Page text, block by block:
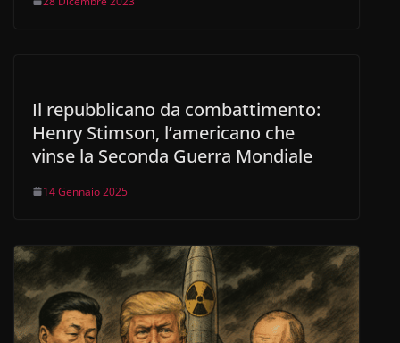
Il repubblicano da combattimento:
Henry Stimson, l’americano che
vinse la Seconda Guerra Mondiale
14 Gennaio 2025